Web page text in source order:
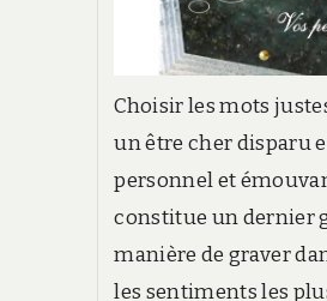
Choisir les mots
un être cher disparu
personnel et
constitue un dernier
manière de graver
les sentiments les